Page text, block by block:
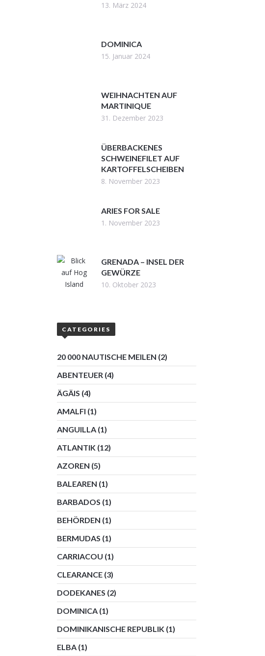
13. März 2024
DOMINICA
15. Januar 2024
WEIHNACHTEN AUF
MARTINIQUE
31. Dezember 2023
ÜBERBACKENES
SCHWEINEFILET AUF
KARTOFFELSCHEIBEN
8. November 2023
ARIES FOR SALE
1. November 2023
GRENADA – INSEL DER
GEWÜRZE
10. Oktober 2023
CATEGORIES
20 000 NAUTISCHE MEILEN (2)
ABENTEUER (4)
ÄGÄIS (4)
AMALFI (1)
ANGUILLA (1)
ATLANTIK (12)
AZOREN (5)
BALEAREN (1)
BARBADOS (1)
BEHÖRDEN (1)
BERMUDAS (1)
CARRIACOU (1)
CLEARANCE (3)
DODEKANES (2)
DOMINICA (1)
DOMINIKANISCHE REPUBLIK (1)
ELBA (1)